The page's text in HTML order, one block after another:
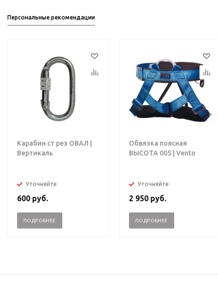
Персональные рекомендации
Карабин ст рез ОВАЛ |
Вертикаль
Уточняйте
600 руб.
ПОДРОБНЕЕ
Обвязка поясная
ВЫСОТА 005 | Vento
Уточняйте
2 950 руб.
ПОДРОБНЕЕ